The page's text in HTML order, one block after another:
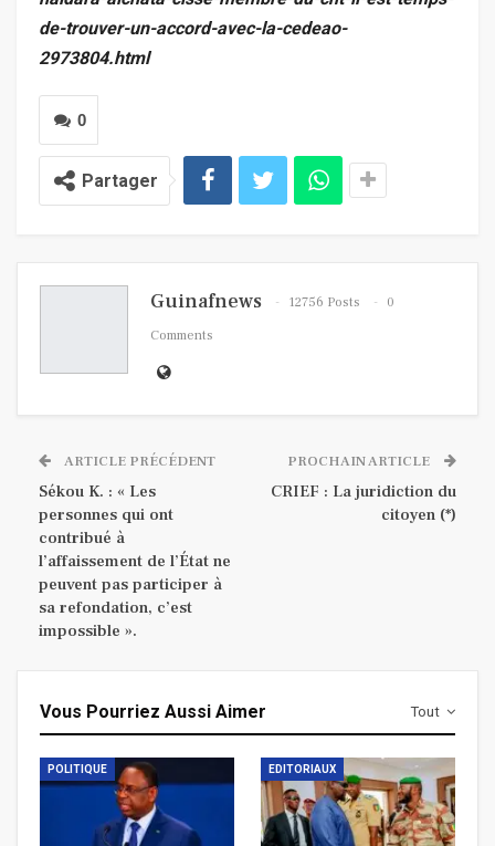
de-trouver-un-accord-avec-la-cedeao-
2973804.html
0
Partager
Guinafnews 12756 Posts
0
Comments
ARTICLE PRÉCÉDENT
Sékou K. : « Les
personnes qui ont
contribué à
l’affaissement de l’État ne
peuvent pas participer à
sa refondation, c’est
impossible ».
PROCHAIN ARTICLE
CRIEF : La juridiction du
citoyen (*)
Tout
Vous Pourriez Aussi Aimer
POLITIQUE EDITORIAUX